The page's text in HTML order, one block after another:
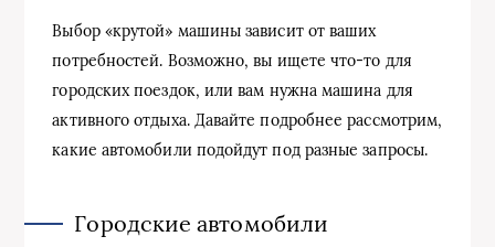
Выбор «крутой» машины зависит от ваших
потребностей. Возможно, вы ищете что-то для
городских поездок, или вам нужна машина для
активного отдыха. Давайте подробнее рассмотрим,
какие автомобили подойдут под разные запросы.
Городские автомобили